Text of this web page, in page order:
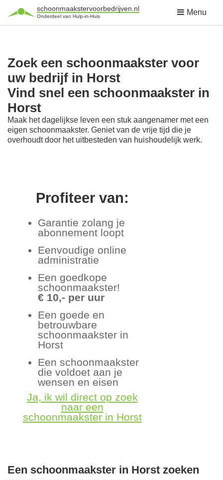
schoonmaakstervoorbedrijven.nl
Onderdeel van Hulp-in-Huis Menu
Zoek een schoonmaakster voor
uw bedrijf in Horst
Vind snel een schoonmaakster in
Horst
Maak het dagelijkse leven een stuk aangenamer met een
eigen schoonmaakster. Geniet van de vrije tijd die je
overhoudt door het uitbesteden van huishoudelijk werk.
Profiteer van:
Garantie zolang je
abonnement loopt
Eenvoudige online
administratie
Een goedkope
schoonmaakster!
€ 10,- per uur
Een goede en
betrouwbare
schoonmaakster in
Horst
Een schoonmaakster
die voldoet aan je
wensen en eisen
Ja, ik wil direct op zoek
naar een
schoonmaakster in Horst
Een schoonmaakster in Horst zoeken